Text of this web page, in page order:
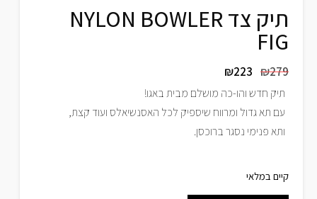
תיק צד NYLON BOWLER
FIG
₪279
₪223
תיק חדש והו-כה מושלם מבית באגו!
עם תא גדול ומרווח שיספיק לכל האסנשיאלס ועוד קצת,
ותא פנימי נסגר ברוכסן.
קיים במלאי